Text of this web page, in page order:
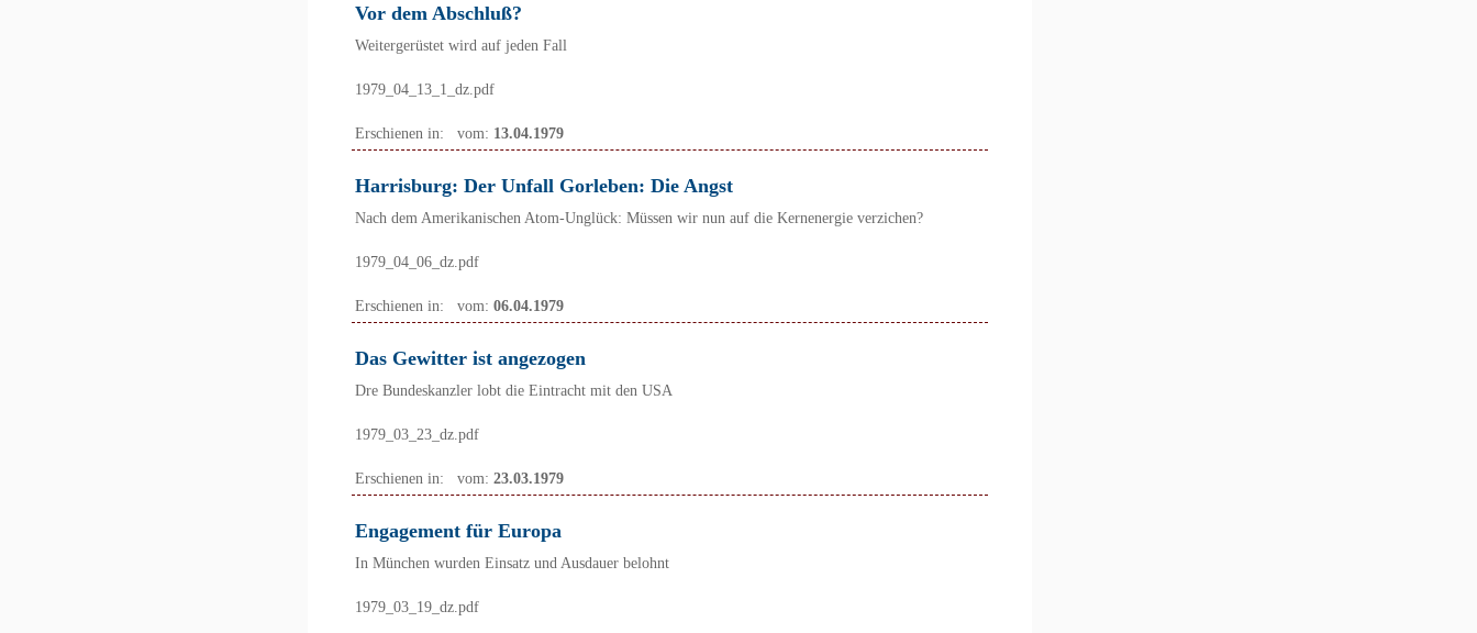
Vor dem Abschluß?
Weitergerüstet wird auf jeden Fall
1979_04_13_1_dz.pdf
Erschienen in: vom: 13.04.1979
Harrisburg: Der Unfall Gorleben: Die Angst
Nach dem Amerikanischen Atom-Unglück: Müssen wir nun auf die Kernenergie verzichen?
1979_04_06_dz.pdf
Erschienen in: vom:06.04.1979
Das Gewitter ist angezogen
Dre Bundeskanzler lobt die Eintracht mit den USA
1979_03_23_dz.pdf
Erschienen in: vom:23.03.1979
Engagement für Europa
In München wurden Einsatz und Ausdauer belohnt
1979_03_19_dz.pdf